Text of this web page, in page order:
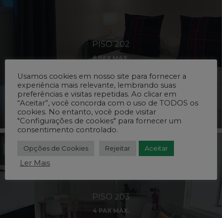
PISO 202
6 PAX MAX.
PISO 203
4 PAX MAX.
Usamos cookies em nosso site para fornecer a
experiência mais relevante, lembrando suas
preferências e visitas repetidas. Ao clicar em
“Aceitar”, você concorda com o uso de TODOS os
cookies. No entanto, você pode visitar
"Configurações de cookies" para fornecer um
consentimento controlado.
Opções de Cookies Rejeitar Aceitar
Ler Mais